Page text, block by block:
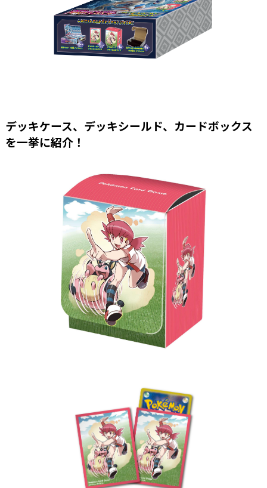
デッキケース、デッキシールド、カードボックス
を一挙に紹介！